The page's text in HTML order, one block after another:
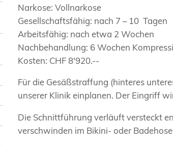
Narkose: Vollnarkose
Gesellschaftsfähig: nach 7 – 10 Tagen
Arbeitsfähig: nach etwa 2 Wochen
Nachbehandlung: 6 Wochen
Kosten: CHF 8'920.--
Für die Gesäßstraffung (hinteres
unserer Klinik einplanen. Der Eingriff
Die Schnittführung verläuft versteckt
verschwinden im Bikini- oder